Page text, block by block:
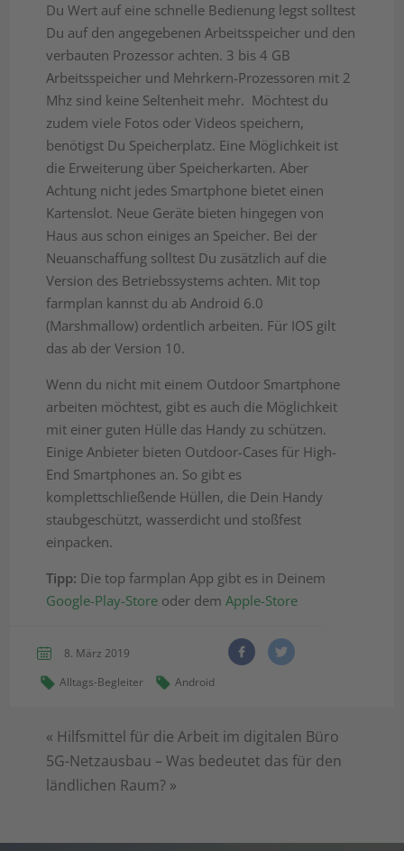
Du Wert auf eine schnelle Bedienung legst solltest
Du auf den angegebenen Arbeitsspeicher und den
verbauten Prozessor achten. 3 bis 4 GB
Arbeitsspeicher und Mehrkern-Prozessoren mit 2
Mhz sind keine Seltenheit mehr. Möchtest du
zudem viele Fotos oder Videos speichern,
benötigst Du Speicherplatz. Eine Möglichkeit ist
die Erweiterung über Speicherkarten. Aber
Achtung nicht jedes Smartphone bietet einen
Kartenslot. Neue Geräte bieten hingegen von
Haus aus schon einiges an Speicher. Bei der
Neuanschaffung solltest Du zusätzlich auf die
Version des Betriebssystems achten. Mit top
farmplan kannst du ab Android 6.0
(Marshmallow) ordentlich arbeiten. Für IOS gilt
das ab der Version 10.
Wenn du nicht mit einem Outdoor Smartphone
arbeiten möchtest, gibt es auch die Möglichkeit
mit einer guten Hülle das Handy zu schützen.
Einige Anbieter bieten Outdoor-Cases für High-
End Smartphones an. So gibt es
komplettschließende Hüllen, die Dein Handy
staubgeschützt, wasserdicht und stoßfest
einpacken.
Tipp: Die top farmplan App gibt es in Deinem
Google-Play-Store oder demApple-Store
8. März 2019
Alltags-Begleiter
Android
« Hilfsmittel für die Arbeit im digitalen Büro
5G-Netzausbau – Was bedeutet das für den
ländlichen Raum? »